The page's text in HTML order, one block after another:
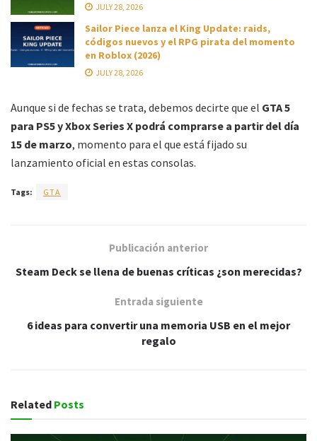
JULY 28, 2026
Sailor Piece lanza el King Update: raids,
códigos nuevos y el RPG pirata del momento
en Roblox (2026)
JULY 28, 2026
Aunque si de fechas se trata, debemos decirte que el GTA 5
para PS5 y Xbox Series X podrá comprarse a partir del día
15 de marzo, momento para el que está fijado su
lanzamiento oficial en estas consolas.
Tags: GTA
Publicación anterior
Steam Deck se llena de buenas críticas ¿son merecidas?
Entrada siguiente
6 ideas para convertir una memoria USB en el mejor
regalo
Related Posts